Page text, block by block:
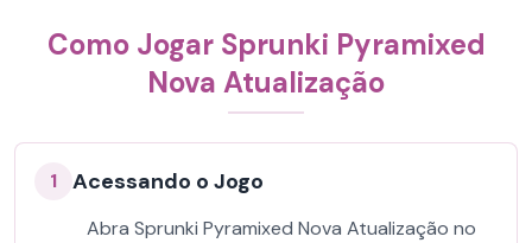
Como Jogar Sprunki Pyramixed
Nova Atualização
1 Acessando o Jogo
Abra Sprunki Pyramixed Nova Atualização no